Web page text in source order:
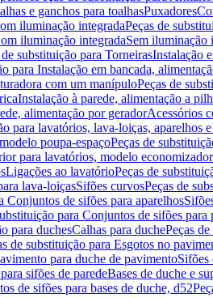
e ganchos para toalhasPuxadores
iluminação integradaPeças de
iluminação integradaSem iluminação
de substituição para TorneirasInstalação
para Instalação em bancada,
com um manípuloPeças de
Instalação à parede, alimentação a
alimentação por geradorAcessórios
para lavatórios, lava-loiças, aparelhos
poupa-espaçoPeças de
para lavatórios, modelo
Ligações ao lavatórioPeças de
lava-loiçasSifões curvosPeças de
Conjuntos de sifões para aparelhos
para Conjuntos de sifões para
para duchesCalhas para duchePeças
de substituição para Esgotos no
para duche de pavimentoSifões
sifões de paredeBases de duche e
de sifões para bases de duche, d52